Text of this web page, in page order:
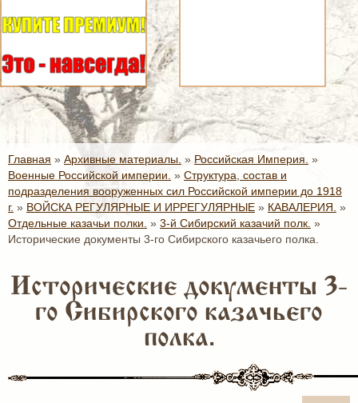
Главная » Архивные материалы. » Российская Империя. »
Военные Российской империи. » Структура, состав и
подразделения вооруженных сил Российской империи до 1918
г. » ВОЙСКА РЕГУЛЯРНЫЕ И ИРРЕГУЛЯРНЫЕ » КАВАЛЕРИЯ. »
Отдельные казачьи полки. » 3-й Сибирский казачий полк. »
Исторические документы 3-го Сибирского казачьего полка.
Исторические документы 3-
го Сибирского казачьего
полка.